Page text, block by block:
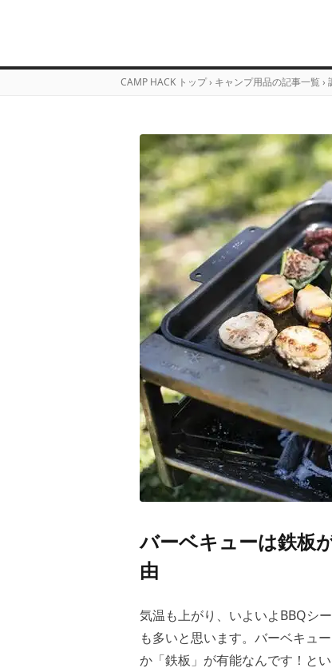
CAMP HACK トップ › キャンプ用品の記事一覧 ›
バーベキューは鉄板
由
気温も上がり、いよいよBBQシ
も多いと思います。バーベキュ
か「鉄板」が有能なんです！と